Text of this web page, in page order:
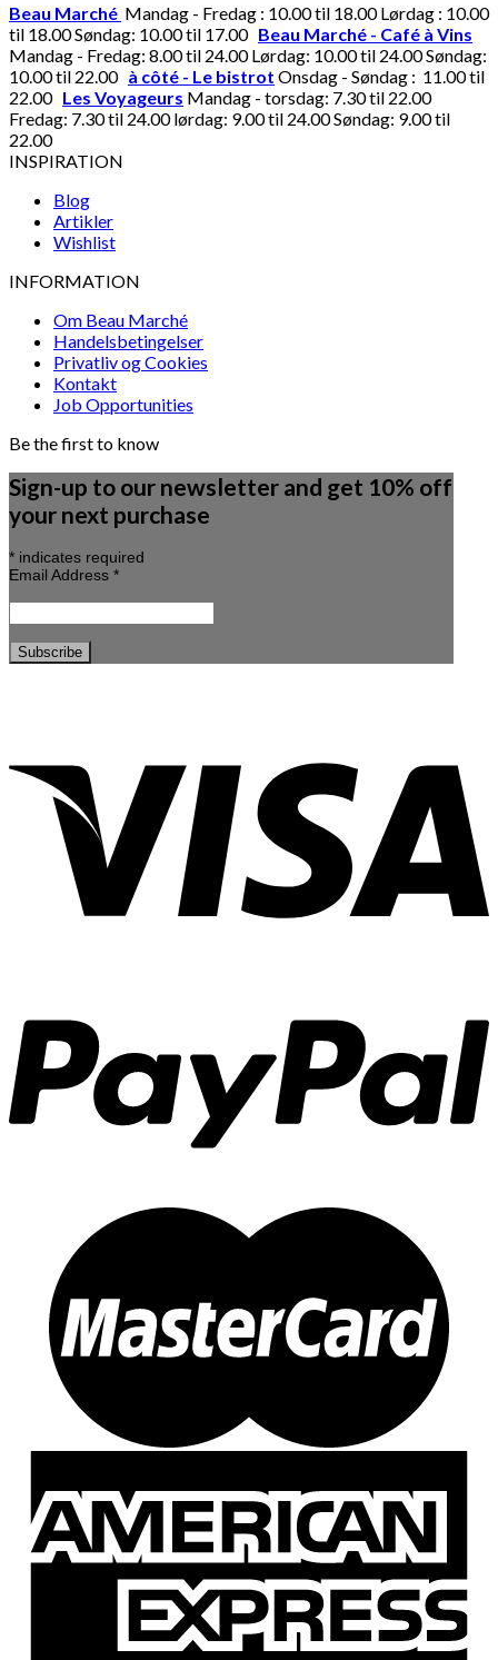
Beau Marché Mandag - Fredag : 10.00 til 18.00 Lørdag : 10.00
til 18.00 Søndag: 10.00 til 17.00 Beau Marché - Café à Vins
Mandag - Fredag: 8.00 til 24.00 Lørdag: 10.00 til 24.00 Søndag:
10.00 til 22.00 à côté - Le bistrot Onsdag - Søndag : 11.00 til
22.00 Les Voyageurs Mandag - torsdag: 7.30 til 22.00
Fredag: 7.30 til 24.00 lørdag: 9.00 til 24.00 Søndag: 9.00 til
22.00
INSPIRATION
Blog
Artikler
Wishlist
INFORMATION
Om Beau Marché
Handelsbetingelser
Privatliv og Cookies
Kontakt
Job Opportunities
Be the first to know
Sign-up to our newsletter and get 10% off
your next purchase
* indicates required
Email Address *